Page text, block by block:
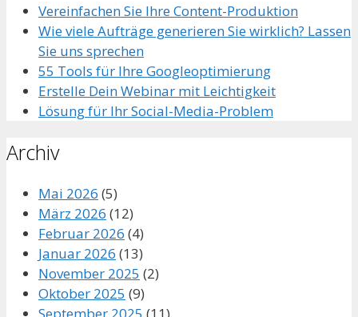
Vereinfachen Sie Ihre Content-Produktion
Wie viele Aufträge generieren Sie wirklich? Lassen
Sie uns sprechen
55 Tools für Ihre Googleoptimierung
Erstelle Dein Webinar mit Leichtigkeit
Lösung für Ihr Social-Media-Problem
Archiv
Mai 2026 (5)
März 2026 (12)
Februar 2026 (4)
Januar 2026 (13)
November 2025 (2)
Oktober 2025 (9)